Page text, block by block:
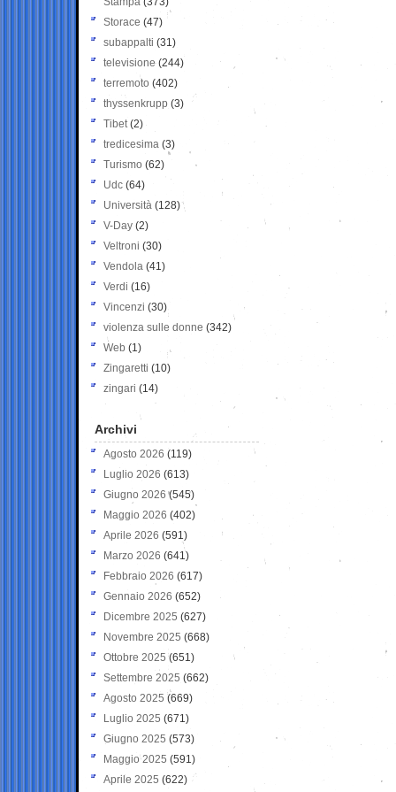
Storace (47)
subappalti (31)
televisione(244)
terremoto (402)
thyssenkrupp (3)
Tibet(2)
tredicesima (3)
Turismo (62)
Udc (64)
Università (128)
V-Day (2)
Veltroni (30)
Vendola (41)
Verdi (16)
Vincenzi (30)
violenza sulle donne (342)
Web (1)
Zingaretti (10)
zingari (14)
Archivi
Agosto 2026 (119)
Luglio 2026 (613)
Giugno 2026 (545)
Maggio 2026 (402)
Aprile 2026 (591)
Marzo 2026 (641)
Febbraio 2026 (617)
Gennaio 2026 (652)
Dicembre 2025 (627)
Novembre 2025 (668)
Ottobre 2025 (651)
Settembre 2025 (662)
Agosto 2025 (669)
Luglio 2025 (671)
Giugno 2025 (573)
Maggio 2025 (591)
Aprile 2025 (622)